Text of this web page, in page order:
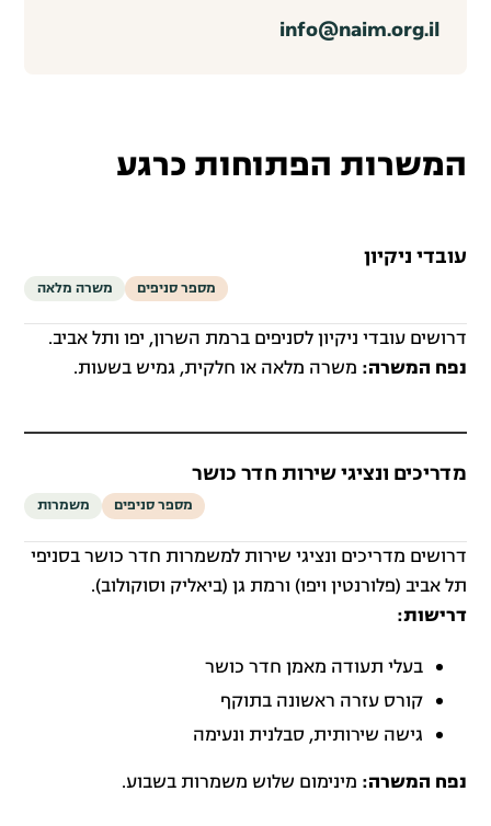
info@naim.org.il
המשרות הפתוחות כרגע
עובדי ניקיון
מספר סניפים משרה מלאה
דרושים עובדי ניקיון לסניפים ברמת השרון, יפו ותל אביב.
נפח המשרה: משרה מלאה או חלקית, גמיש בשעות.
מדריכים ונציגי שירות חדר כושר
מספר סניפים משמרות
דרושים מדריכים ונציגי שירות למשמרות חדר כושר בסניפי
תל אביב (פלורנטין ויפו) ורמת גן (ביאליק וסוקולוב).
דרישות:
בעלי תעודה מאמן חדר כושר
קורס עזרה ראשונה בתוקף
גישה שירותית, סבלנית ונעימה
נפח המשרה: מינימום שלוש משמרות בשבוע.